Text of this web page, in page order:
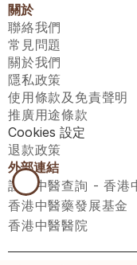
關於
聯絡我們
常見問題
關於我們
隱私政策
使用條款及免責聲明
推廣用途條款
Cookies 設定
退款政策
外部連結
註冊中醫查詢 - 香港
香港中醫藥發展基金
香港中醫醫院